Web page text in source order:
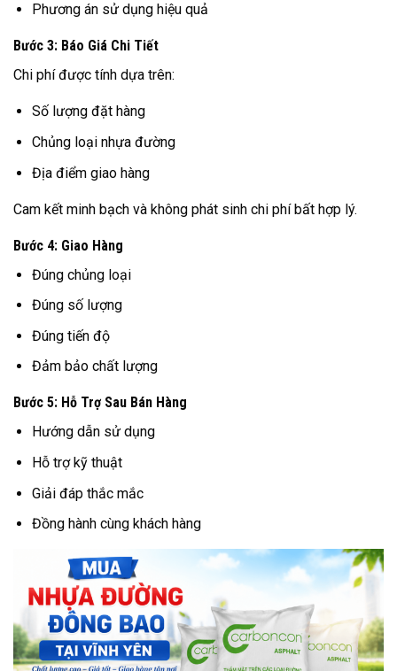
Phương án sử dụng hiệu quả
Bước 3: Báo Giá Chi Tiết
Chi phí được tính dựa trên:
Số lượng đặt hàng
Chủng loại nhựa đường
Địa điểm giao hàng
Cam kết minh bạch và không phát sinh chi phí bất hợp lý.
Bước 4: Giao Hàng
Đúng chủng loại
Đúng số lượng
Đúng tiến độ
Đảm bảo chất lượng
Bước 5: Hỗ Trợ Sau Bán Hàng
Hướng dẫn sử dụng
Hỗ trợ kỹ thuật
Giải đáp thắc mắc
Đồng hành cùng khách hàng